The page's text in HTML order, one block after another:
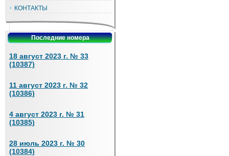
КОНТАКТЫ
Последние номера
18 август 2023 г. № 33
(10387)
11 август 2023 г. № 32
(10386)
4 август 2023 г. № 31
(10385)
28 июль 2023 г. № 30
(10384)